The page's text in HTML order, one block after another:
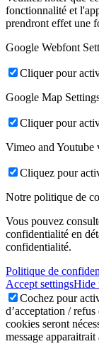
fonctionnalité et
prendront effet une
Google Webfont
Cliquer pour
Google Map
Cliquer pour
Vimeo and Youtube
Cliquez pour
Notre politique de
Vous pouvez
confidentialité en
confidentialité.
Politique de
Accept settingsHide
Cochez pour
d’acceptation /
cookies seront
message